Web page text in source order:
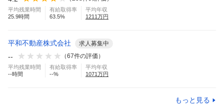
平均残業時間
25.9時間
有給取得率
63.5%
平均年収
1211 万円
平和不動産株式会社 求人募集中
-- （67件の評価）
平均残業時間
--時間
有給取得率
--%
平均年収
1071 万円
もっと見る